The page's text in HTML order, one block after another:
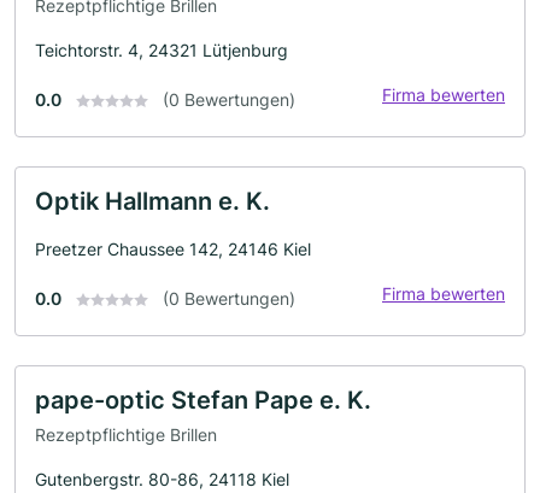
Rezeptpflichtige Brillen
Teichtorstr. 4, 24321 Lütjenburg
0.0 (0 Bewertungen) Firma bewerten
Optik Hallmann e. K.
Preetzer Chaussee 142, 24146 Kiel
0.0 (0 Bewertungen) Firma bewerten
pape-optic Stefan Pape e. K.
Rezeptpflichtige Brillen
Gutenbergstr. 80-86, 24118 Kiel